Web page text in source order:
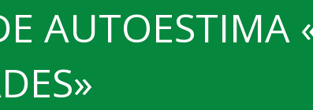
AUTOESTIMA